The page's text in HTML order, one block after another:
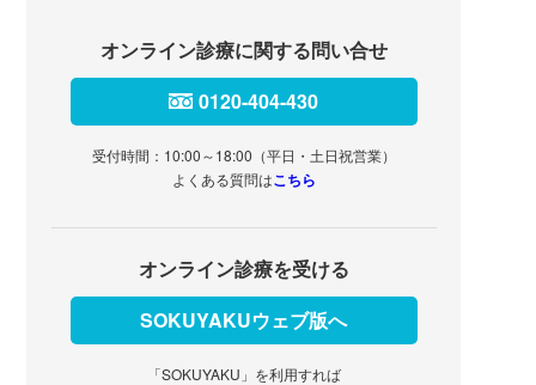
オンライン診療に関する問い合せ
0120-404-430
受付時間：10:00～18:00（平日・土日祝営業）
よくある質問はこちら
オンライン診療を受ける
SOKUYAKUウェブ版へ
「SOKUYAKU」を利用すれば